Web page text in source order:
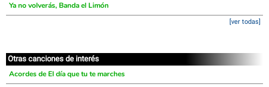
Ya no volverás, Banda el Limón
[ver todas]
Otras canciones de interés
Acordes de El día que tu te marches